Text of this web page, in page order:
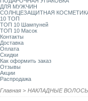
ДЛЯ МУЖЧИН
СОЛНЦЕЗАЩИТНАЯ
10 ТОП
ТОП 10 Шампуней
ТОП 10 Масок
Контакты
Доставка
Оплата
Скидки
Как оформить заказ
Отзывы
Акции
Распродажа
Главная > НАКЛАДНЫЕ